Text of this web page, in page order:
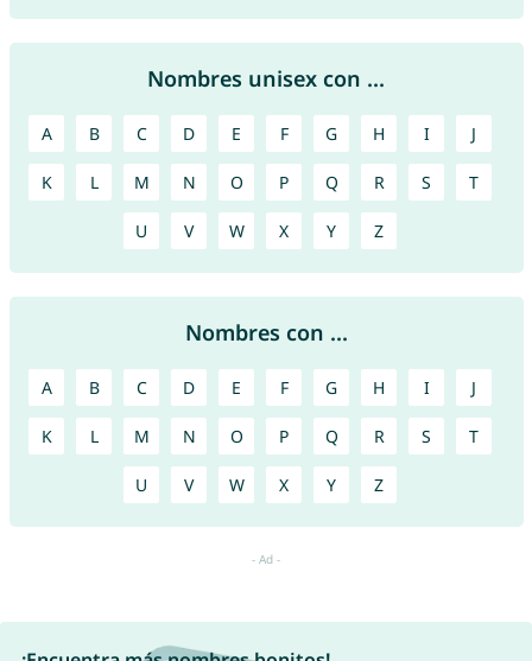
Nombres unisex con ...
A B C D E F G H I J
K L M N O P Q R S T
U V W X Y Z
Nombres con ...
A B C D E F G H I J
K L M N O P Q R S T
U V W X Y Z